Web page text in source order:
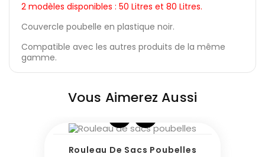
2 modèles disponibles : 50 Litres et 80 Litres.
Couvercle poubelle en plastique noir.
Compatible avec les autres produits de la même
gamme.
Vous Aimerez Aussi
Rouleau De Sacs Poubelles